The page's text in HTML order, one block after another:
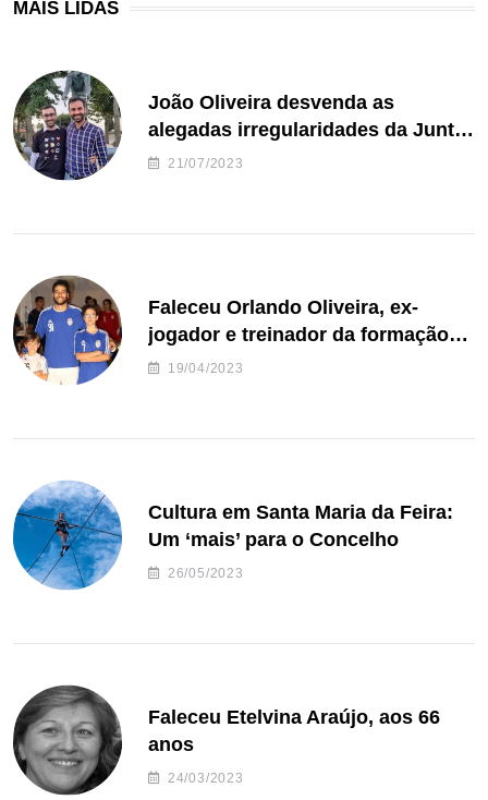
MAIS LIDAS
João Oliveira desvenda as
alegadas irregularidades da Junta
de Freguesia S. João de Ver
21/07/2023
Faleceu Orlando Oliveira, ex-
jogador e treinador da formação
de andebol do Feirense
19/04/2023
Cultura em Santa Maria da Feira:
Um ‘mais’ para o Concelho
26/05/2023
Faleceu Etelvina Araújo, aos 66
anos
24/03/2023